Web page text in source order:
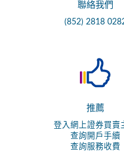
聯絡我們
(852) 2818
推薦
登入網上證券買賣
查詢開戶手續
查詢服務收費